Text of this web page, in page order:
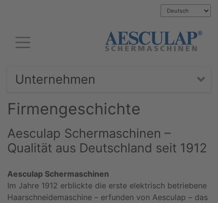
Unternehmen
Firmengeschichte
Aesculap Schermaschinen –
Qualität aus Deutschland seit 1912
Aesculap Schermaschinen
Im Jahre 1912 erblickte die erste elektrisch betriebene
Haarschneidemaschine – erfunden von Aesculap – das